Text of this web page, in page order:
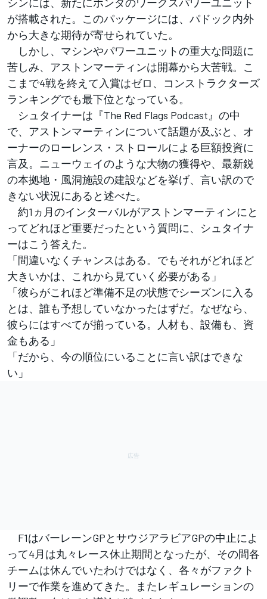
が搭載された。このパッケージには、パドック内外
から大きな期待が寄せられていた。
しかし、マシンやパワーユニットの重大な問題に
苦しみ、アストンマーティンは開幕から大苦戦。こ
こまで4戦を終えて入賞はゼロ、コンストラクターズ
ランキングでも最下位となっている。
シュタイナーは『The Red Flags Podcast』の中
で、アストンマーティンについて話題が及ぶと、オ
ーナーのローレンス・ストロールによる巨額投資に
言及。ニューウェイのような大物の獲得や、最新鋭
の本拠地・風洞施設の建設などを挙げ、言い訳ので
きない状況にあると述べた。
約1ヵ月のインターバルがアストンマーティンにと
ってどれほど重要だったという質問に、シュタイナ
ーはこう答えた。
「間違いなくチャンスはある。でもそれがどれほど
大きいかは、これから見ていく必要がある」
「彼らがこれほど準備不足の状態でシーズンに入る
とは、誰も予想していなかったはずだ。なぜなら、
彼らにはすべてが揃っている。人材も、設備も、資
金もある」
「だから、今の順位にいることに言い訳はできな
い」
F1はバーレーンGPとサウジアラビアGPの中止によ
って4月は丸々レース休止期間となったが、その間各
チームは休んでいたわけではなく、各々がファクト
リーで作業を進めてきた。またレギュレーションの